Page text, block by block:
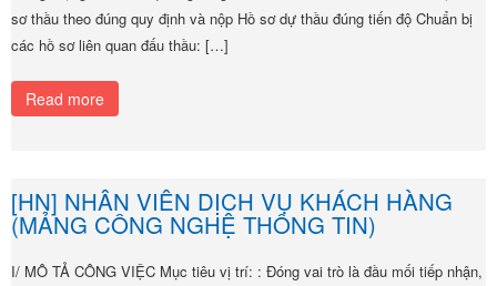
sơ thầu theo đúng quy định và nộp Hồ sơ dự thầu đúng tiến độ Chuẩn bị
các hồ sơ liên quan đấu thầu: […]
Read more
[HN] NHÂN VIÊN DỊCH VỤ KHÁCH HÀNG
(MẢNG CÔNG NGHỆ THÔNG TIN)
I/ MÔ TẢ CÔNG VIỆC Mục tiêu vị trí: : Đóng vai trò là đầu mối tiếp nhận,